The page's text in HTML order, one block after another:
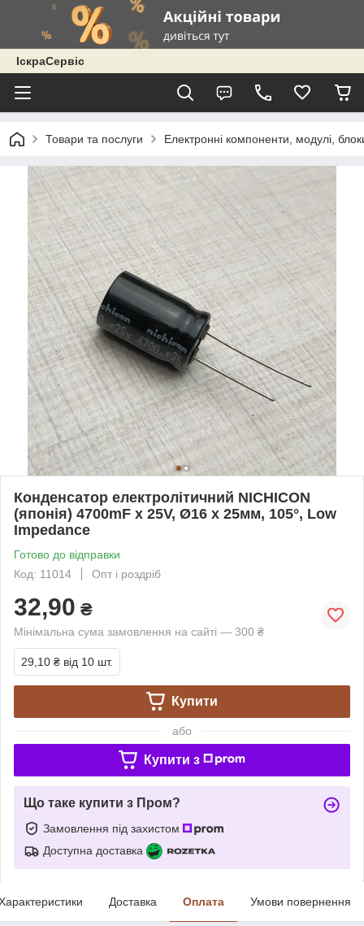
ІскраСервіс
Товари та послуги Електронні компоненти, модулі,
Конденсатор електролітичний NICHICON
(японія) 4700mF х 25V, Ø16 х 25мм, 105°, Low
Impedance
Готово до відправки
Код: 11014
Опт і роздріб
32,90 ₴
Мінімальна сума замовлення на сайті — 300 ₴
29,10 ₴ від 10 шт.
Купити
або
Купити з
Що таке купити з Пром?
Замовлення під захистом
Доступна доставка
Доставка Оплата Умови повернення